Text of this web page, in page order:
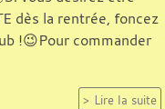
dès la rentrée, foncez
!😉Pour commander
Lire la suite